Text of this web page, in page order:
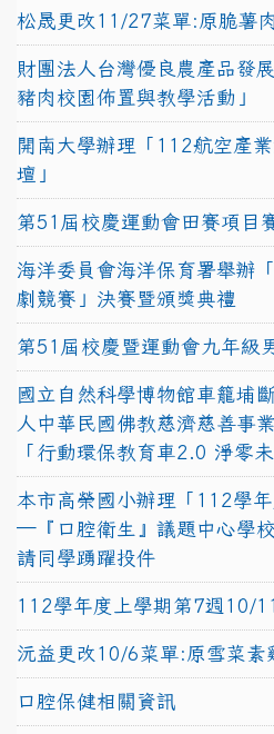
松晟更改11/27菜單:原脆薯
財團法人台灣優良農產品發
豬肉校園佈置與教學活動」
開南大學辦理「112航空產
壇」
第51屆校慶運動會田賽項目
海洋委員會海洋保育署舉辦
劇競賽」決賽暨頒獎典禮
第51屆校慶暨運動會九年級
國立自然科學博物館車籠埔
人中華民國佛教慈濟慈善事
「行動環保教育車2.0 淨零
本市高榮國小辦理「112學
─『口腔衛生』議題中心學
請同學踴躍投件
112學年度上學期第7週10/
沅益更改10/6菜單:原雪菜素
口腔保健相關資訊